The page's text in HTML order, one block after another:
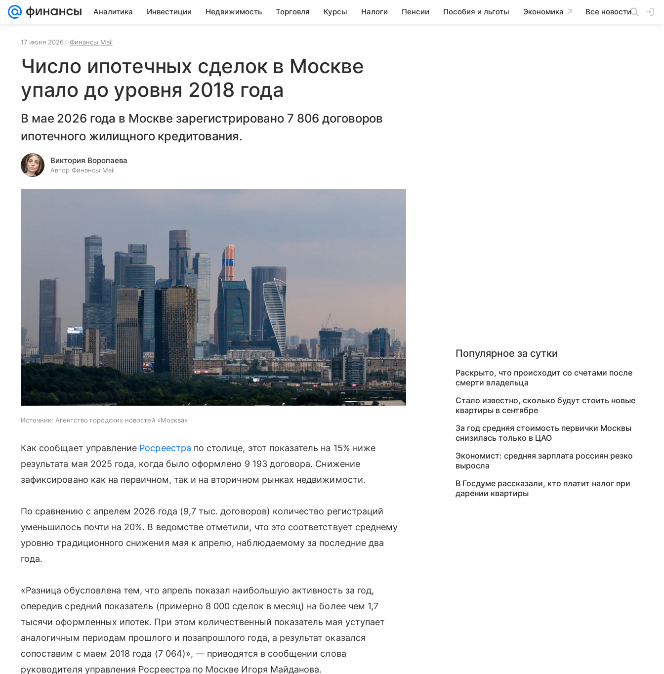
Аналитика Инвестиции Недвижимость Торговля Курсы Налоги Пенсии Пособия и льготы Экономика Все новости
17 июня 2026 Финансы Mail
Число ипотечных сделок в Москве
упало до уровня 2018 года
В мае 2026 года в Москве зарегистрировано 7 806 договоров
ипотечного жилищного кредитования.
Виктория Воропаева
Автор Финансы Mail
Источник: Агентство городских новостей «Москва»
Как сообщает управление Росреестра по столице, этот показатель на 15% ниже
результата мая 2025 года, когда было оформлено 9 193 договора. Снижение
зафиксировано как на первичном, так и на вторичном рынках недвижимости.
По сравнению с апрелем 2026 года (9,7 тыс. договоров) количество регистраций
уменьшилось почти на 20%. В ведомстве отметили, что это соответствует среднему
уровню традиционного снижения мая к апрелю, наблюдаемому за последние два
года.
«Разница обусловлена тем, что апрель показал наибольшую активность за год,
опередив средний показатель (примерно 8 000 сделок в месяц) на более чем 1,7
тысячи оформленных ипотек. При этом количественный показатель мая уступает
аналогичным периодам прошлого и позапрошлого года, а результат оказался
сопоставим с маем 2018 года (7 064)», — приводятся в сообщении слова
руководителя управления Росреестра по Москве Игоря Майданова.
Популярное за сутки
Раскрыто, что происходит со счетами после
смерти владельца
Стало известно, сколько будут стоить новые
квартиры в сентябре
За год средняя стоимость первички Москвы
снизилась только в ЦАО
Экономист: средняя зарплата россиян резко
выросла
В Госдуме рассказали, кто платит налог при
дарении квартиры